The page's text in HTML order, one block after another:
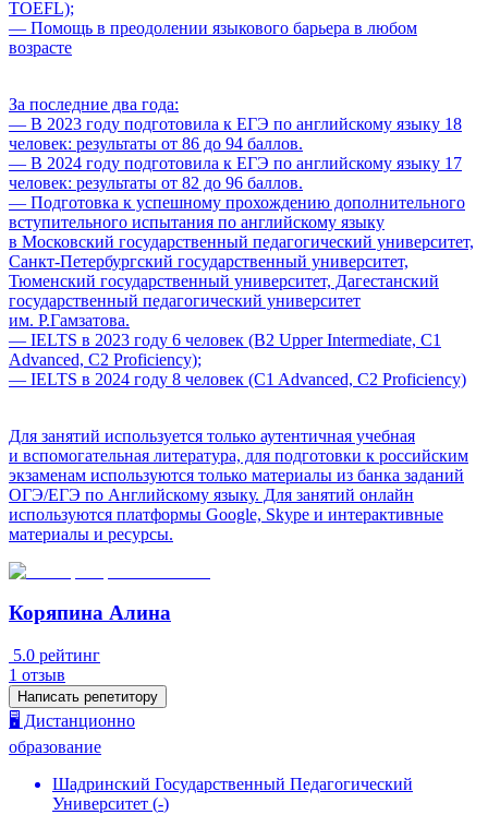
TOEFL);
— Помощь в преодолении языкового барьера в любом
возрасте
За последние два года:
— В 2023 году подготовила к ЕГЭ по английскому языку 18
человек: результаты от 86 до 94 баллов.
— В 2024 году подготовила к ЕГЭ по английскому языку 17
человек: результаты от 82 до 96 баллов.
— Подготовка к успешному прохождению дополнительного
вступительного испытания по английскому языку
в Московский государственный педагогический университет,
Санкт-Петербургский государственный университет,
Тюменский государственный университет, Дагестанский
государственный педагогический университет
им. Р.Гамзатова.
— IELTS в 2023 году 6 человек (B2 Upper Intermediate, C1
Advanced, C2 Proficiency);
— IELTS в 2024 году 8 человек (C1 Advanced, C2 Proficiency)
Для занятий используется только аутентичная учебная
и вспомогательная литература, для подготовки к российским
экзаменам используются только материалы из банка заданий
ОГЭ/ЕГЭ по Английскому языку. Для занятий онлайн
используются платформы Google, Skype и интерактивные
материалы и ресурсы.
Коряпина Алина
5.0 рейтинг
1 отзыв
Написать репетитору
🖥️ Дистанционно
образование
Шадринский Государственный Педагогический
Университет (-)